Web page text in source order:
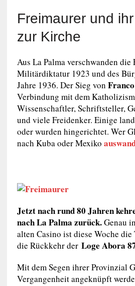
Freimaurer und
zur Kirche
Aus La Palma verschwanden
Militärdiktatur 1923 und des
Jahre 1936. Der Sieg von Franco
Verbindung mit dem
Wissenschaftler, Schriftsteller,
und viele Freidenker. Einige
oder wurden hingerichtet. Wer
nach Kuba oder Mexiko
Jetzt nach rund 80 Jahren
nach La Palma zurück.Genau
alten Casino ist diese Woche die
die Rückkehr der Loge Abora
Mit dem Segen ihrer Provinzial
Vergangenheit angeknüpft